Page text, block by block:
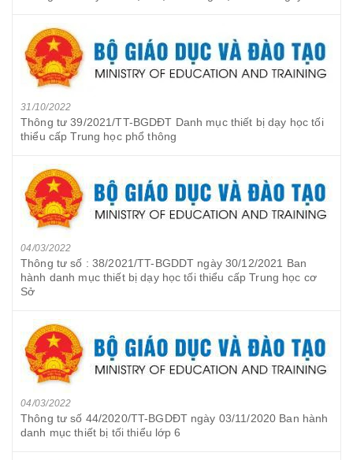
31/10/2022
Thông tư 39/2021/TT-BGDĐT Danh mục thiết bị dạy học tối
thiểu cấp Trung học phổ thông
04/03/2022
Thông tư số : 38/2021/TT-BGDDT ngày 30/12/2021 Ban
hành danh mục thiết bị dạy học tối thiểu cấp Trung học cơ
Sở
04/03/2022
Thông tư số 44/2020/TT-BGDĐT ngày 03/11/2020 Ban hành
danh mục thiết bị tối thiểu lớp 6